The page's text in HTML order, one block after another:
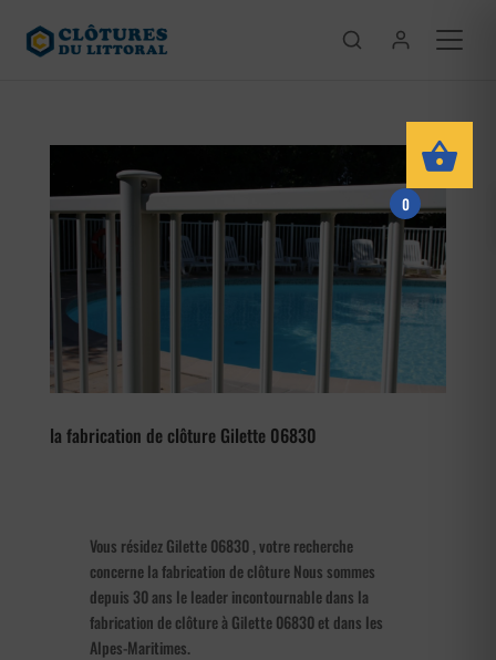
la fabrication de clôture Gilette 06830
Vous résidez Gilette 06830 , votre recherche
concerne la fabrication de clôture Nous sommes
depuis 30 ans le leader incontournable dans la
fabrication de clôture à Gilette 06830 et dans les
Alpes-Maritimes.
0